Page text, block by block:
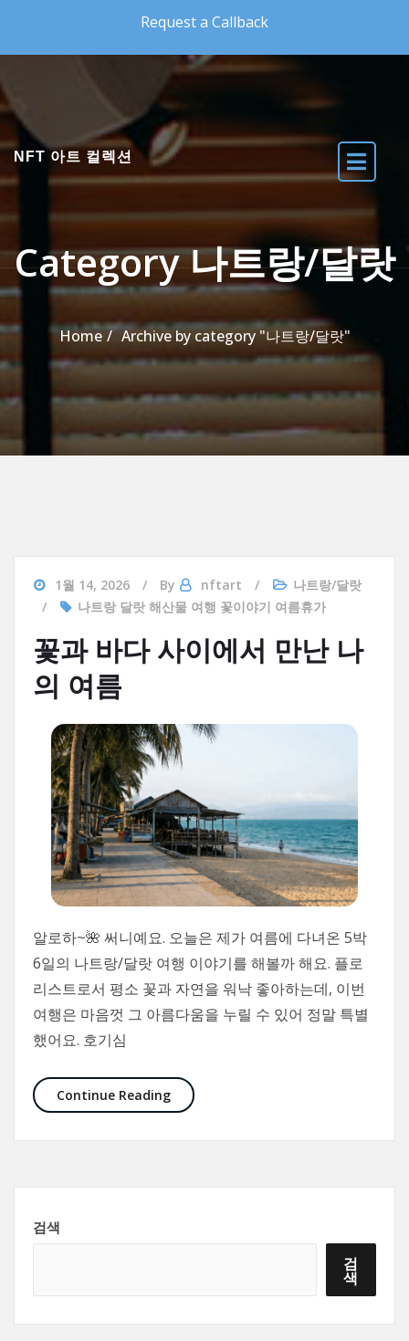
Request a Callback
NFT 아트 컬렉션
Category 나트랑/달랏
Home Archive by category "나트랑/달랏"
1월 14, 2026 By nftart
나트랑/달랏
나트랑 달랏 해산물 여행 꽃이야기 여름휴가
꽃과 바다 사이에서 만난 나
의 여름
알로하~🌺 써니예요. 오늘은 제가 여름에 다녀온 5박
6일의 나트랑/달랏 여행 이야기를 해볼까 해요. 플로
리스트로서 평소 꽃과 자연을 워낙 좋아하는데, 이번
여행은 마음껏 그 아름다움을 누릴 수 있어 정말 특별
했어요. 호기심
Continue Reading꽃과 바다 사이에서 만난 나의 여름
검색
검
색